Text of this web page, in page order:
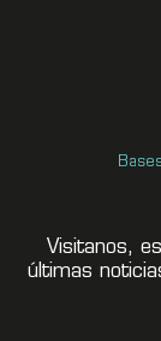
Visitanos,
últimas